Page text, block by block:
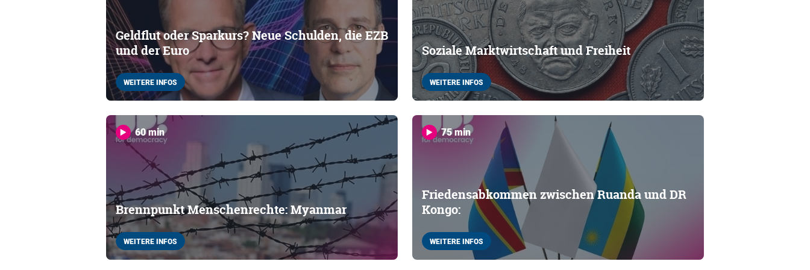
Geldflut oder Sparkurs? Neue Schulden, die EZB
und der Euro
WEITERE INFOS
Soziale Marktwirtschaft und Freiheit
WEITERE INFOS
60 min
Brennpunkt Menschenrechte: Myanmar
WEITERE INFOS
75 min
Friedensabkommen zwischen Ruanda und DR
Kongo:
WEITERE INFOS